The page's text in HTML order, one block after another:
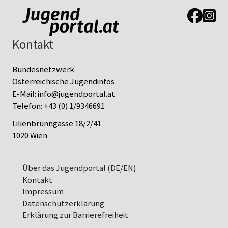
Link zur
Link
Kontakt
Bundesnetzwerk
Österreichische Jugendinfos
E-Mail:info@jugendportal.at
Telefon:+43 (0) 1/9346691
Lilienbrunngasse 18/2/41
1020 Wien
Über das Jugendportal (DE/EN)
Kontakt
Impressum
Datenschutz­erklärung
Erklärung zur Barrierefreiheit